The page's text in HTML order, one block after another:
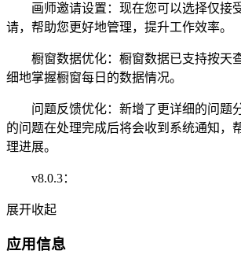
画师邀请设置：现在您可以选择仅接
请，帮助您更好地管理，提升工作效率。
橱窗数据优化：橱窗数据已支持按天
细地掌握橱窗每日的数据情况。
问题反馈优化：新增了更详细的问题
的问题在处理完成后将会收到系统通知，
理进展。
v8.0.3：
展开收起
应用信息